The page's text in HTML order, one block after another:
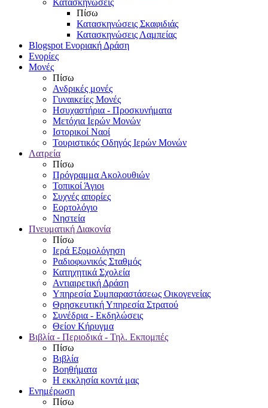
Πίσω
Κατασκηνώσεις Σκαφιδιάς
Κατασκηνώσεις Λαμπείας
Blogspot Ενοριακή Δράση
Ενορίες
Μονές
Πίσω
Ανδρικές μονές
Γυναικείες Μονές
Ησυχαστήρια - Προσκυνήματα
Μετόχια Ιερών Μονών
Ιστορικοί Ναοί
Τουριστικός Οδηγός Ιερών Μονών
Λατρεία
Πίσω
Πρόγραμμα Ακολουθιών
Τοπικοί Άγιοι
Συχνές απορίες
Εορτολόγιο
Νηστεία
Πνευματική Διακονία
Πίσω
Ιερά Εξομολόγηση
Ραδιοφωνικός Σταθμός
Κατηχητικά Σχολεία
Αντιαιρετική Δράση
Υπηρεσία Συμπαραστάσεως Οικογενείας
Θρησκευτική Υπηρεσία Στρατού
Συνέδρια - Εκδηλώσεις
Θείον Κήρυγμα
Βιβλία - Περιοδικά - Τηλ. Εκπομπές
Πίσω
Βιβλία
Βοηθήματα
Η εκκλησία κοντά μας
Ενημέρωση
Πίσω